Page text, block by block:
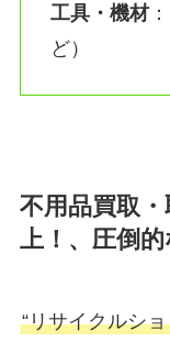
工具・機材
ど）
不用品買取
上！、圧倒
“リサイクルシ